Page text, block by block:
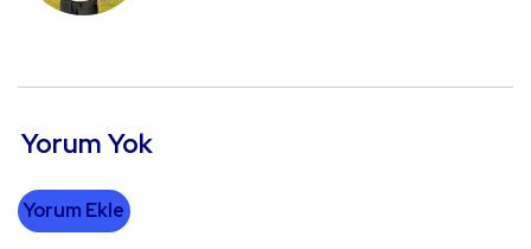
Yorum Yok
Yorum Ekle